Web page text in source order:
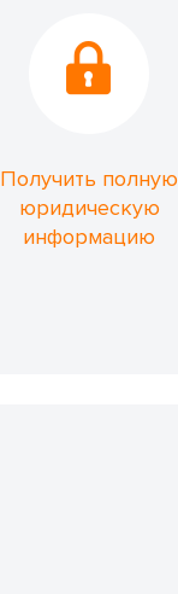
Получить полную
юридическую
информацию